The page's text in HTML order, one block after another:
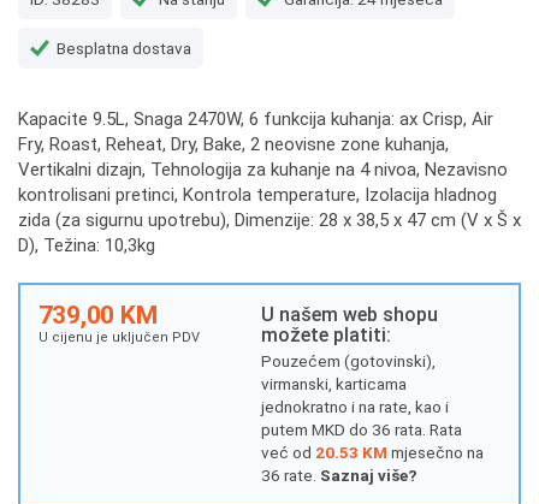
Besplatna dostava
Kapacite 9.5L, Snaga 2470W, 6 funkcija kuhanja: ax Crisp, Air
Fry, Roast, Reheat, Dry, Bake, 2 neovisne zone kuhanja,
Vertikalni dizajn, Tehnologija za kuhanje na 4 nivoa, Nezavisno
kontrolisani pretinci, Kontrola temperature, Izolacija hladnog
zida (za sigurnu upotrebu), Dimenzije: 28 x 38,5 x 47 cm (V x Š x
D), Težina: 10,3kg
739,00 KM
U cijenu je uključen PDV
U našem web shopu
možete platiti:
Pouzećem (gotovinski),
virmanski, karticama
jednokratno i na rate, kao i
putem MKD do 36 rata. Rata
već od 20.53 KM mjesečno na
36 rate. Saznaj više?